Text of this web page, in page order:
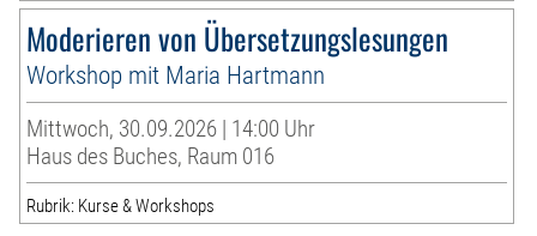
Moderieren von Übersetzungslesungen
Workshop mit Maria Hartmann
Mittwoch, 30.09.2026 | 14:00 Uhr
Haus des Buches, Raum 016
Rubrik: Kurse & Workshops